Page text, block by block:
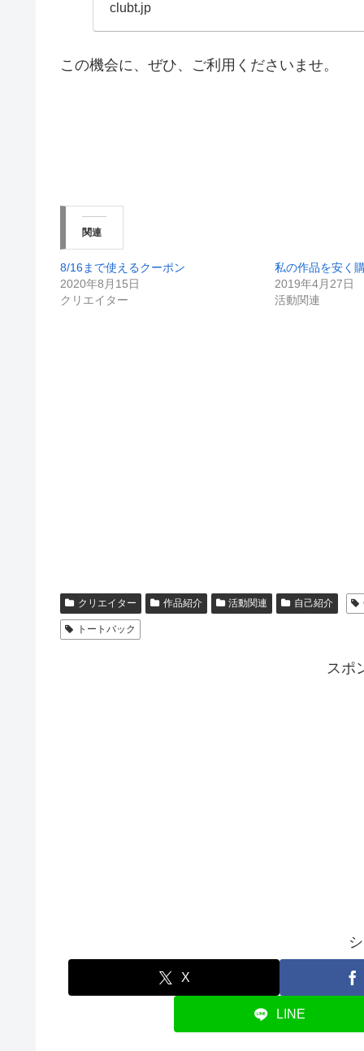
clubt.jp
この機会に、ぜひ、ご利用くださいませ。
関連
8/16まで使えるクーポン
2020年8月15日
クリエイター
私の作品を安く
2019年4月27日
活動関連
クリエイター 作品紹介 活動関連 自己紹介
トートバック
スポ
X
LINE